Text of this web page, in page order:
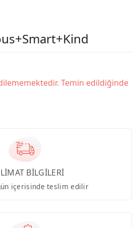
Temin edildiğinde
BİLGİLERİ
içerisinde teslim edilir